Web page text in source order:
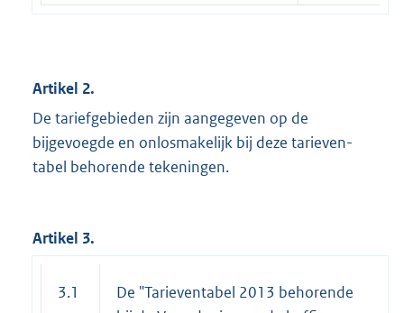
Artikel 2.
De tariefgebieden zijn aangegeven op de
bijgevoegde en onlosmakelijk bij deze tarieven-
tabel behorende tekeningen.
Artikel 3.
3.1
De "Tarieventabel 2013 behorende